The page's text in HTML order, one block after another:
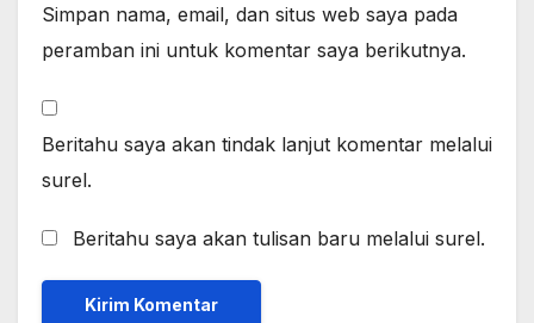
Simpan nama, email, dan situs web saya pada
peramban ini untuk komentar saya berikutnya.
Beritahu saya akan tindak lanjut komentar melalui
surel.
Beritahu saya akan tulisan baru melalui surel.